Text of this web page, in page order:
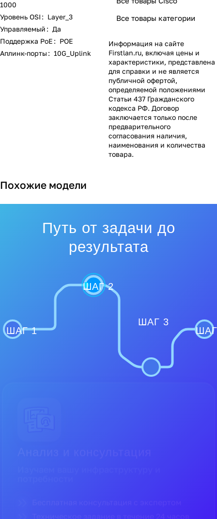
1000
Уровень OSI: Layer_3
Управляемый: Да
Поддержка PoE: POE
Аплинк-порты: 10G_Uplink
Все товары категории
Информация на сайте
Firstlan.ru, включая цены и
характеристики, представлена
для справки и не является
публичной офертой,
определяемой положениями
Статьи 437 Гражданского
кодекса РФ. Договор
заключается только после
предварительного
согласования наличия,
наименования и количества
товара.
Похожие модели
Путь от задачи до
результата
ШАГ 1
ШАГ 2
ШАГ 3